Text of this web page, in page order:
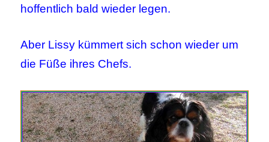
hoffentlich bald wieder legen.
Aber Lissy kümmert sich schon wieder um
die Füße ihres Chefs.